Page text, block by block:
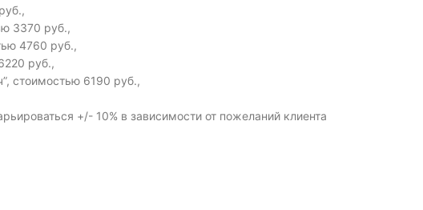
3370 руб.,
4760 руб.,
руб.,
стоимостью 6190 руб.,
+/- 10% в зависимости от пожеланий клиента